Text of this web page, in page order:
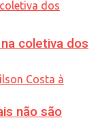
coletiva dos
não são